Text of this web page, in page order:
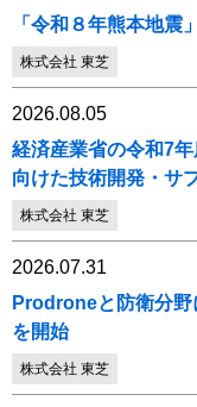
「令和８年熊本地震
株式会社 東芝
2026.08.05
経済産業省の令和7
向けた技術開発・サ
株式会社 東芝
2026.07.31
Prodroneと防衛分野
を開始
株式会社 東芝